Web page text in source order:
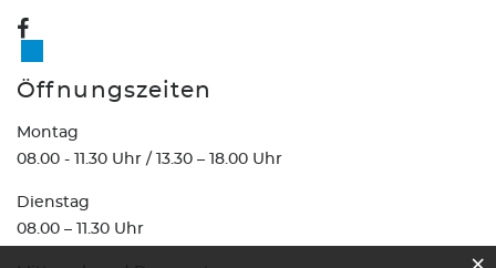
Öffnungszeiten
Montag
08.00 - 11.30 Uhr / 13.30 – 18.00 Uhr
Dienstag
08.00 – 11.30 Uhr